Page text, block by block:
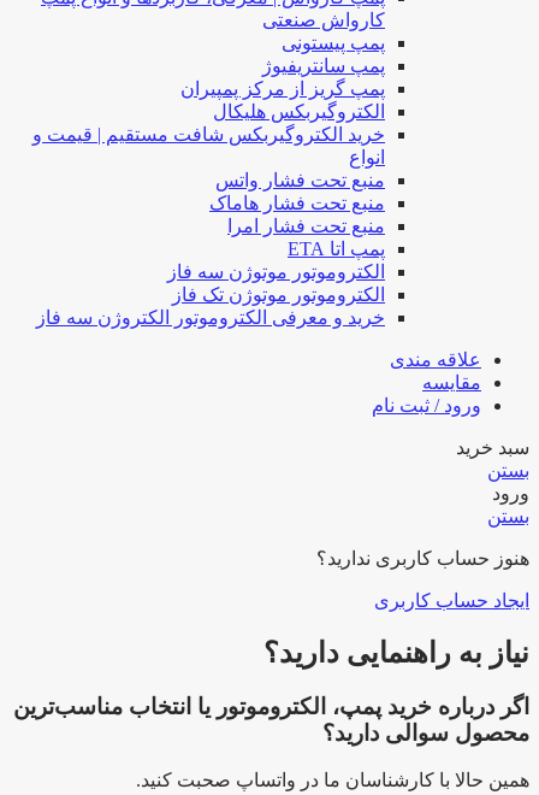
کارواش صنعتی
پمپ پیستونی
پمپ سانتریفیوژ
پمپ گریز از مرکز پمپیران
الکتروگیربکس هلیکال
خرید الکتروگیربکس شافت مستقیم | قیمت و
انواع
منبع تحت فشار واتس
منبع تحت فشار هاماک
منبع تحت فشار امرا
پمپ اتا ETA
الکتروموتور موتوژن سه فاز
الکتروموتور موتوژن تک فاز
خرید و معرفی الکتروموتور الکتروژن سه فاز
علاقه مندی
مقایسه
ورود / ثبت نام
سبد خرید
بستن
ورود
بستن
هنوز حساب کاربری ندارید؟
ایجاد حساب کاربری
نیاز به راهنمایی دارید؟
اگر درباره خرید پمپ، الکتروموتور یا انتخاب مناسب‌ترین
محصول سوالی دارید؟
همین حالا با کارشناسان ما در واتساپ صحبت کنید.